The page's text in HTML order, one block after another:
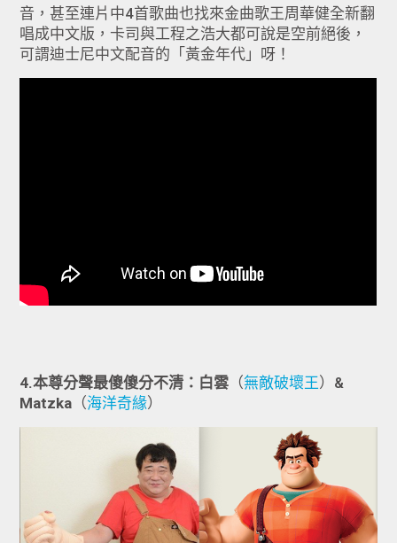
音，甚至連片中4首歌曲也找來金曲歌王周華健全新翻
唱成中文版，卡司與工程之浩大都可說是空前絕後，
可謂迪士尼中文配音的「黃金年代」呀！
4.本尊分聲最傻傻分不清：白雲 （無敵破壞王）&
Matzka （海洋奇緣）